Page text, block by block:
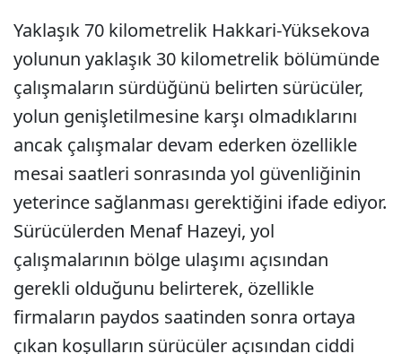
Yaklaşık 70 kilometrelik Hakkari-Yüksekova
yolunun yaklaşık 30 kilometrelik bölümünde
çalışmaların sürdüğünü belirten sürücüler,
yolun genişletilmesine karşı olmadıklarını
ancak çalışmalar devam ederken özellikle
mesai saatleri sonrasında yol güvenliğinin
yeterince sağlanması gerektiğini ifade ediyor.
Sürücülerden Menaf Hazeyi, yol
çalışmalarının bölge ulaşımı açısından
gerekli olduğunu belirterek, özellikle
firmaların paydos saatinden sonra ortaya
çıkan koşulların sürücüler açısından ciddi